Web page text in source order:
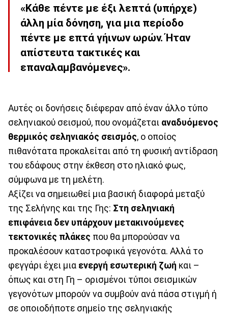
«Κάθε πέντε με έξι λεπτά (υπήρχε)
άλλη μία δόνηση, για μια περίοδο
πέντε με επτά γήινων ωρών. Ήταν
απίστευτα τακτικές και
επαναλαμβανόμενες».
Αυτές οι δονήσεις διέφεραν από έναν άλλο τύπο
σεληνιακού σεισμού, που ονομάζεται αναδυόμενος
θερμικός σεληνιακός σεισμός, ο οποίος
πιθανότατα προκαλείται από τη φυσική αντίδραση
του εδάφους στην έκθεση στο ηλιακό φως,
σύμφωνα με τη μελέτη.
Αξίζει να σημειωθεί μια βασική διαφορά μεταξύ
της Σελήνης και της Γης: Στη σεληνιακή
επιφάνεια δεν υπάρχουν μετακινούμενες
τεκτονικές πλάκες που θα μπορούσαν να
προκαλέσουν καταστροφικά γεγονότα. Αλλά το
φεγγάρι έχει μια ενεργή εσωτερική ζωή και –
όπως και στη Γη – ορισμένοι τύποι σεισμικών
γεγονότων μπορούν να συμβούν ανά πάσα στιγμή ή
σε οποιοδήποτε σημείο της σεληνιακής